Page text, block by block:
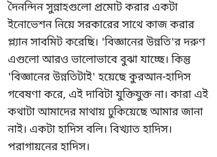
দৈনন্দিন সুন্নাহগুলো প্রমোট করার একটা
ইনোভেশন নিয়ে সরকারের সাথে কাজ করার
প্ল্যান সাবমিট করেছি। 'বিজ্ঞানের উন্নতি'র দরুণ
এগুলো আরও ভালোভাবে বুঝা যাচ্ছে। কিন্তু
'বিজ্ঞানের উন্নতিটাই' হয়েছে কুরআন-হাদিস
গবেষণা করে, এই দাবিটা যুক্তিযুক্ত না। কারা এই
কথাটা আমাদের মাথায় ঢুকিয়েছে আমার জানা
নাই। একটা হাদিস বলি। বিখ্যাত হাদিস।
পরাগায়নের হাদিস।